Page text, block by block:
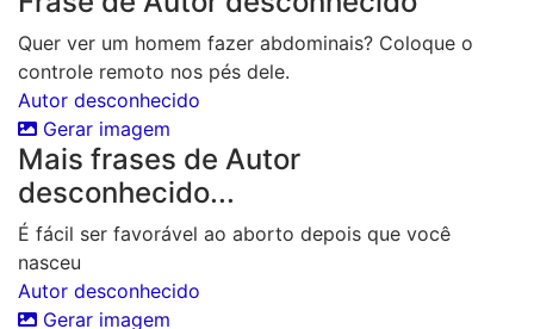
Quer ver um homem fazer abdominais? Coloque o
controle remoto nos pés dele.
Autor desconhecido
Gerar imagem
Mais frases de Autor
desconhecido...
É fácil ser favorável ao aborto depois que você
nasceu
Autor desconhecido
Gerar imagem